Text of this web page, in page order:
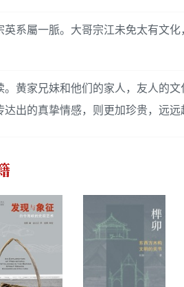
系屬一脈。大哥宗江未免太有文化
黄家兄妹和他们的家人，友人的
出的真挚情感，则更加珍贵，远远